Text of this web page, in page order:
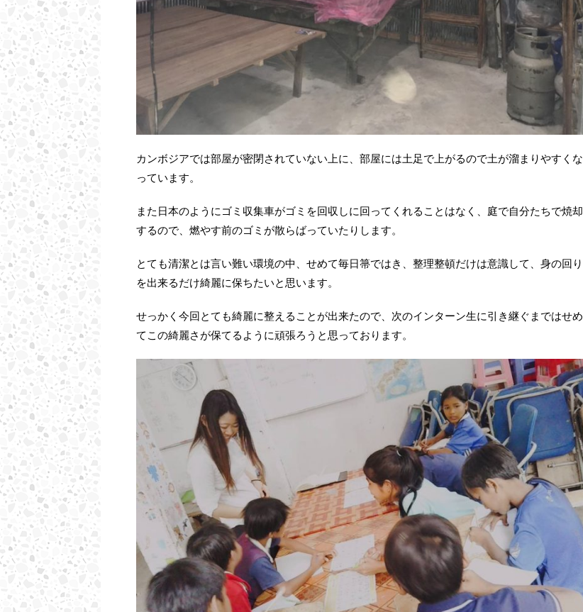
カンボジアでは部屋が密閉されていない上に、部屋には土足で上がるので土が溜まりやすくな
っています。
また日本のようにゴミ収集車がゴミを回収しに回ってくれることはなく、庭で自分たちで焼却
するので、燃やす前のゴミが散らばっていたりします。
とても清潔とは言い難い環境の中、せめて毎日箒ではき、整理整頓だけは意識して、身の回り
を出来るだけ綺麗に保ちたいと思います。
せっかく今回とても綺麗に整えることが出来たので、次のインターン生に引き継ぐまではせめ
てこの綺麗さが保てるように頑張ろうと思っております。